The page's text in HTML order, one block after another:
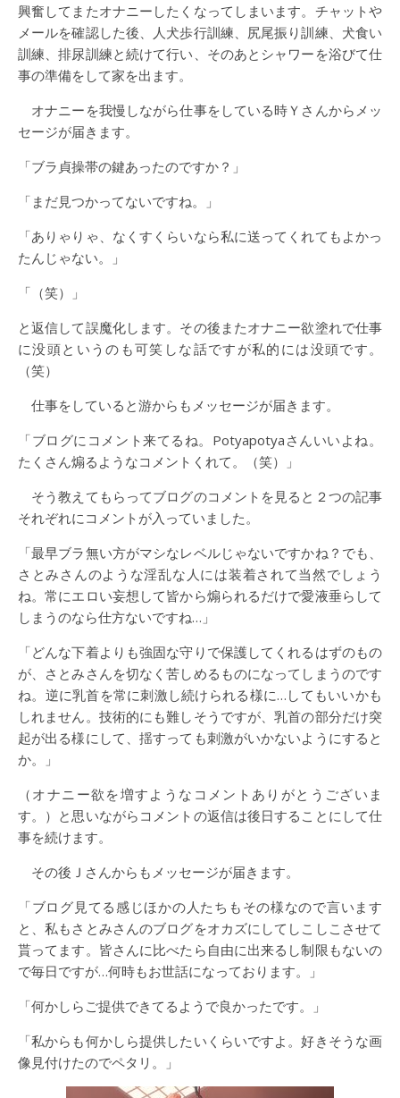
興奮してまたオナニーしたくなってしまいます。チャットや
メールを確認した後、人犬歩行訓練、尻尾振り訓練、犬食い
訓練、排尿訓練と続けて行い、そのあとシャワーを浴びて仕
事の準備をして家を出ます。
オナニーを我慢しながら仕事をしている時Ｙさんからメッ
セージが届きます。
「ブラ貞操帯の鍵あったのですか？」
「まだ見つかってないですね。」
「ありゃりゃ、なくすくらいなら私に送ってくれてもよかっ
たんじゃない。」
「（笑）」
と返信して誤魔化します。その後またオナニー欲塗れで仕事
に没頭というのも可笑しな話ですが私的には没頭です。
（笑）
仕事をしていると游からもメッセージが届きます。
「ブログにコメント来てるね。Potyapotyaさんいいよね。
たくさん煽るようなコメントくれて。（笑）」
そう教えてもらってブログのコメントを見ると２つの記事
それぞれにコメントが入っていました。
「最早ブラ無い方がマシなレベルじゃないですかね？でも、
さとみさんのような淫乱な人には装着されて当然でしょう
ね。常にエロい妄想して皆から煽られるだけで愛液垂らして
しまうのなら仕方ないですね…」
「どんな下着よりも強固な守りで保護してくれるはずのもの
が、さとみさんを切なく苦しめるものになってしまうのです
ね。逆に乳首を常に刺激し続けられる様に…してもいいかも
しれません。技術的にも難しそうですが、乳首の部分だけ突
起が出る様にして、揺すっても刺激がいかないようにすると
か。」
（オナニー欲を増すようなコメントありがとうございま
す。）と思いながらコメントの返信は後日することにして仕
事を続けます。
その後Ｊさんからもメッセージが届きます。
「ブログ見てる感じほかの人たちもその様なので言います
と、私もさとみさんのブログをオカズにしてしこしこさせて
貰ってます。皆さんに比べたら自由に出来るし制限もないの
で毎日ですが…何時もお世話になっております。」
「何かしらご提供できてるようで良かったです。」
「私からも何かしら提供したいくらいですよ。好きそうな画
像見付けたのでペタリ。」